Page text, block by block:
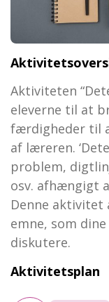
Aktiviteten
eleverne til at
færdigheder til
af læreren.
problem,
osv. afhængigt
Denne aktivitet
emne, som
diskutere.
Aktivitetsplan